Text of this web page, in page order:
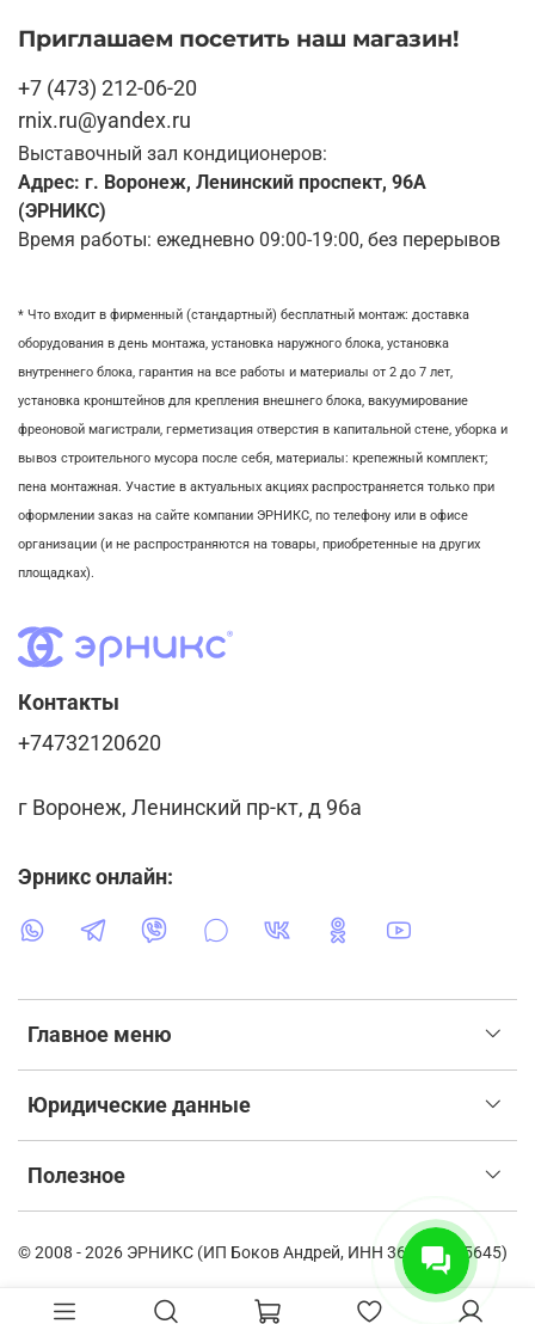
Приглашаем посетить наш магазин!
+7 (473) 212-06-20
rnix.ru@yandex.ru
Выставочный зал кондиционеров:
Адрес: г. Воронеж, Ленинский проспект, 96А
(ЭРНИКС)
Время работы: ежедневно 09:00-19:00, без перерывов
* Что входит в фирменный (стандартный) бесплатный монтаж: доставка
оборудования в день монтажа, установка наружного блока, установка
внутреннего блока, гарантия на все работы и материалы от 2 до 7 лет,
установка кронштейнов для крепления внешнего блока, вакуумирование
фреоновой магистрали, герметизация отверстия в капитальной стене, уборка и
вывоз строительного мусора после себя, материалы: крепежный комплект;
пена монтажная. Участие в актуальных акциях распространяется только при
оформлении заказ на сайте компании ЭРНИКС, по телефону или в офисе
организации (и не распространяются на товары, приобретенные на других
площадках).
Главное меню
Юридические данные
Полезное
Контакты
+74732120620
г Воронеж, Ленинский пр-кт, д 96а
Эрникс онлайн:
© 2008 - 2026 ЭРНИКС (ИП Боков Андрей, ИНН 366115835645)